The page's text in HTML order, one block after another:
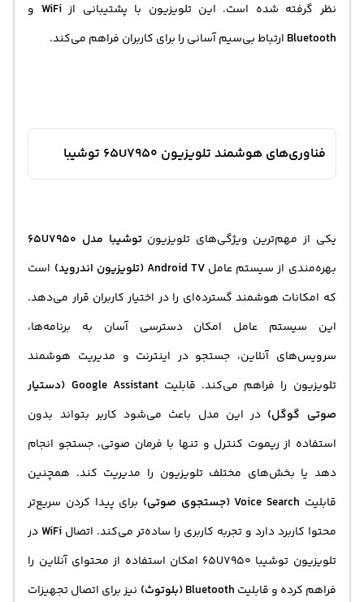
نظر گرفته شده است. این تلویزیون با پشتیبانی ازWiFi و
Bluetooth ارتباط بی‌سیم آسانی را برای کاربران فراهم می‌کند.
فناوری‌های هوشمند تلویزیون 65U7950 توشیبا
یکی از مهم‌ترین ویژگی‌های تلویزیونتوشیبا مدل 65U7950
بهره‌مندی از سیستم عامل Android TV ( تلویزیون اندروید) است
که امکانات هوشمند گسترده‌ای را در اختیار کاربران قرار می‌دهد.
این سیستم عامل امکان دسترسی آسان به برنامه‌ها،
سرویس‌های آنلاین، جستجو در اینترنت و مدیریت هوشمند
تلویزیون را فراهم می‌کند. قابلیت
Google Assistant (دستیار
صوتی گوگل) در این مدل باعث می‌شود کاربر بتواند بدون
استفاده از ریموت کنترل و تنها با فرمان صوتی، جستجو انجام
دهد یا بخش‌های مختلف تلویزیون را مدیریت کند. همچنین
قابلیت Voice Search (جستجوی صوتی)
برای پیدا کردن سریع‌تر
محتوا کاربرد دارد و تجربه کاربری را ساده‌تر می‌کند. اتصال WiFiدر
تلویزیون توشیبا 65U7950 امکان استفاده از محتوای آنلاین را
فراهم کرده و قابلیت Bluetooth (بلوتوث)
نیز برای اتصال تجهیزات